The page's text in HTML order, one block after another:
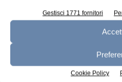
Gestisci 1771 fornitori
Cookie Policy
Ho letto e accetto